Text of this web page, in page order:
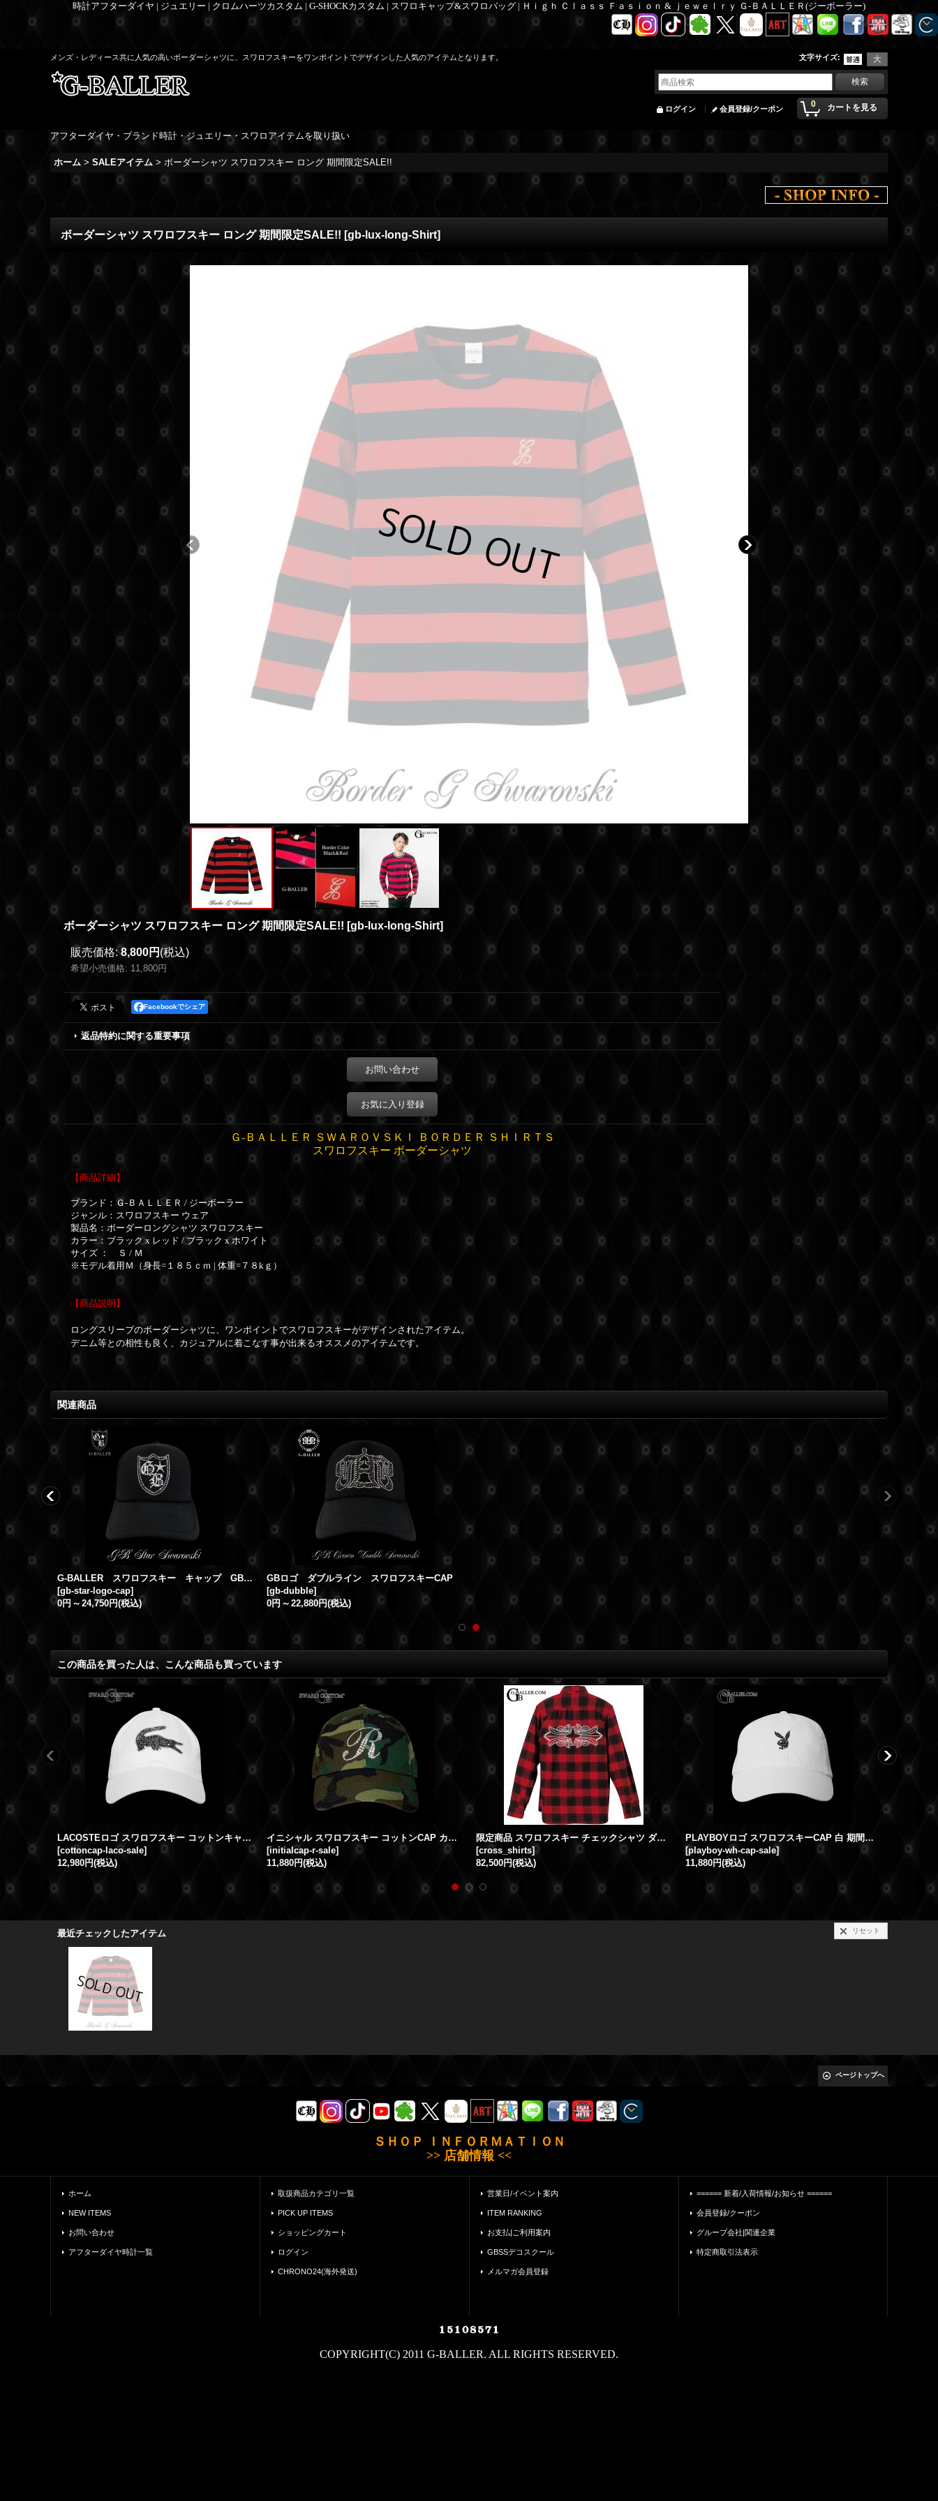
時計アフターダイヤ | ジュエリー | クロムハーツカスタム | G-SHOCKカスタム | スワロキャップ&スワロバッグ | Ｈｉｇｈ Ｃｌａｓｓ Ｆａｓｉｏｎ & ｊｅｗｅｌｒｙ Ｇ-ＢＡＬＬＥＲ(ジーボーラー)
メンズ・レディース共に人気の高いボーダーシャツに、スワロフスキーをワンポイントでデザインした人気のアイテムとなります。 文字サイズ:
0 カートを見る
ログイン 会員登録/クーポン
アフターダイヤ・ブランド時計・ジュエリー・スワロアイテムを取り扱い
ホーム > SALEアイテム > ボーダーシャツ スワロフスキー ロング 期間限定SALE!!
ボーダーシャツ スワロフスキー ロング 期間限定SALE!! [gb-lux-long-Shirt]
ボーダーシャツ スワロフスキー ロング 期間限定SALE!! [gb-lux-long-Shirt]
販売価格: 8,800円 (税込)
希望小売価格: 11,800円
Facebookでシェア
返品特約に関する重要事項
お問い合わせ
お気に入り登録
Ｇ-ＢＡＬＬＥＲ ＳＷＡＲＯＶＳＫＩ ＢＯＲＤＥＲ ＳＨＩＲＴＳ
スワロフスキー ボーダーシャツ
【商品詳細】
ブランド：Ｇ-ＢＡＬＬＥＲ / ジーボーラー
ジャンル：スワロフスキー ウェア
製品名：ボーダーロングシャツ スワロフスキー
カラー：ブラック x レッド / ブラック x ホワイト
サイズ ： Ｓ / Ｍ
※モデル着用Ｍ（身長=１８５ｃｍ | 体重=７８kｇ）
【商品説明】
ロングスリーブのボーダーシャツに、ワンポイントでスワロフスキーがデザインされたアイテム。
デニム等との相性も良く、カジュアルに着こなす事が出来るオススメのアイテムです。
関連商品
G-BALLER スワロフスキー キャップ GBスター ロゴ スワロキャップ
[gb-star-logo-cap]
0円 ～ 24,750円(税込)
GBロゴ ダブルライン スワロフスキーCAP
[gb-dubble]
0円 ～ 22,880円(税込)
この商品を買った人は、こんな商品も買っています
LACOSTEロゴ スワロフスキー コットンキャップ 期間限定SALE!!
[cottoncap-laco-sale]
12,980円(税込)
イニシャル スワロフスキー コットンCAP カモフラ 期間限定SALE!!
[initialcap-r-sale]
11,880円(税込)
限定商品 スワロフスキー チェックシャツ ダブルクロス
[cross_shirts]
82,500円(税込)
PLAYBOYロゴ スワロフスキーCAP 白 期間限定SALE!!
[playboy-wh-cap-sale]
11,880円(税込)
fuckoff-
最近チェックしたアイテム リセット
ページトップへ
ＳＨＯＰ ＩＮＦＯＲＭＡＴＩＯＮ
>> 店舗情報 <<
ホーム
NEW ITEMS
お問い合わせ
アフターダイヤ時計一覧
取扱商品カテゴリ一覧
PICK UP ITEMS
ショッピングカート
ログイン
CHRONO24(海外発送)
営業日/イベント案内
ITEM RANKING
お支払|ご利用案内
GBSSデコスクール
メルマガ会員登録
====== 新着/入荷情報/お知らせ ======
会員登録/クーポン
グループ会社|関連企業
特定商取引法表示
COPYRIGHT(C) 2011 G-BALLER. ALL RIGHTS RESERVED.